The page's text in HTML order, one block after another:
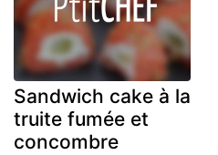
Sandwich cake à la
truite fumée et
concombre